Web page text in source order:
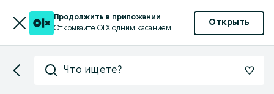
Продолжить в приложении
Открывайте OLX одним касанием
Открыть
Что ищете?